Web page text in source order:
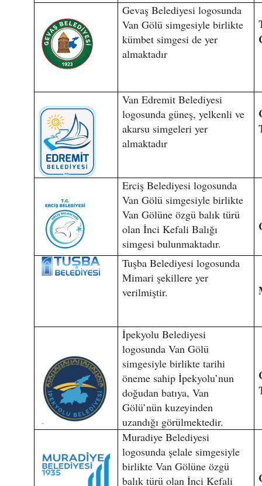
Gevaş Belediyesi logosunda
Van Gölü simgesiyle birlikte
kümbet simgesi de yer
almaktadır
Van Edremit Belediyesi
logosunda güneş, yelkenli ve
akarsu simgeleri yer
almaktadır
Erciş Belediyesi logosunda
Van Gölü simgesiyle birlikte
Van Gölüne özgü balık türü
olan İnci Kefali Balığı
simgesi bulunmaktadır.
Tuşba Belediyesi logosunda
Mimari şekillere yer
verilmiştir.
İpekyolu Belediyesi
logosunda Van Gölü
simgesiyle birlikte tarihi
öneme sahip İpekyolu’nun
doğudan batıya, Van
Gölü’nün kuzeyinden
uzandığı görülmektedir.
Muradiye Belediyesi
logosunda şelale simgesiyle
birlikte Van Gölüne özgü
balık türü olan İnci Kefali